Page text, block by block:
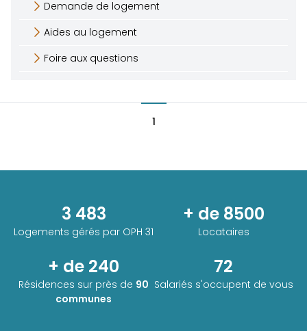
Demande de logement
Aides au logement
Foire aux questions
1
3 483
Logements gérés par OPH 31
+ de 8500
Locataires
+ de 240
Résidences sur près de 90
communes
72
Salariés s'occupent de vous